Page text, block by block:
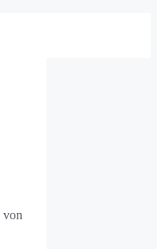
von